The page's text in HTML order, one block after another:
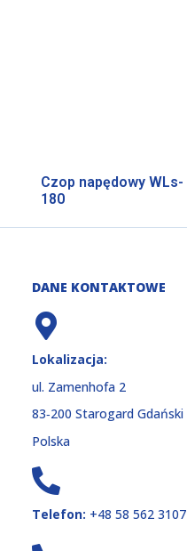
Czop napędowy WLs-
180
DANE KONTAKTOWE
Lokalizacja:
ul. Zamenhofa 2
83‑200 Starogard Gdański
Polska
Telefon: +48 58 562 3107